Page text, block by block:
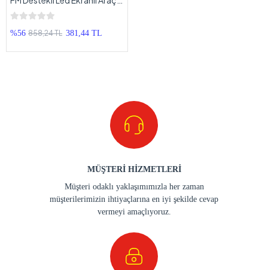
Fm Çevirici
%56 858,24 TL 381,44 TL
MÜŞTERİ HİZMETLERİ
Müşteri odaklı yaklaşımımızla her zaman
müşterilerimizin ihtiyaçlarına en iyi şekilde cevap
vermeyi amaçlıyoruz.